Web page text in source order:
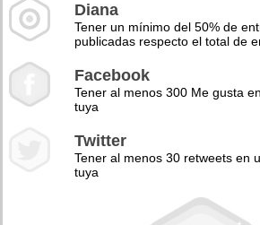
Diana
Tener un mínimo del 50% de
publicadas respecto el total de
Facebook
Tener al menos 300 Me gusta
tuya
Twitter
Tener al menos 30 retweets en
tuya